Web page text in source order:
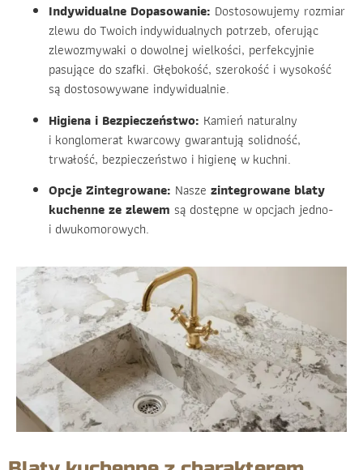
Indywidualne Dopasowanie: Dostosowujemy rozmiar
zlewu do Twoich indywidualnych potrzeb, oferując
zlewozmywaki o dowolnej wielkości, perfekcyjnie
pasujące do szafki. Głębokość, szerokość i wysokość
są dostosowywane indywidualnie.
Higiena i Bezpieczeństwo: Kamień naturalny
i konglomerat kwarcowy gwarantują solidność,
trwałość, bezpieczeństwo i higienę w kuchni.
Opcje Zintegrowane: Nasze zintegrowane blaty
kuchenne ze zlewem są dostępne w opcjach jedno-
i dwukomorowych.